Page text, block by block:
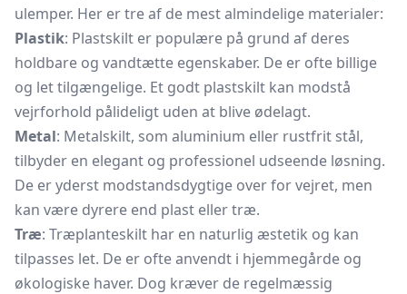
ulemper. Her er tre af de mest almindelige materialer:
Plastik: Plastskilt er populære på grund af deres
holdbare og vandtætte egenskaber. De er ofte billige
og let tilgængelige. Et godt plastskilt kan modstå
vejrforhold pålideligt uden at blive ødelagt.
Metal: Metalskilt, som aluminium eller rustfrit stål,
tilbyder en elegant og professionel udseende løsning.
De er yderst modstandsdygtige over for vejret, men
kan være dyrere end plast eller træ.
Træ: Træplanteskilt har en naturlig æstetik og kan
tilpasses let. De er ofte anvendt i hjemmegårde og
økologiske haver. Dog kræver de regelmæssig